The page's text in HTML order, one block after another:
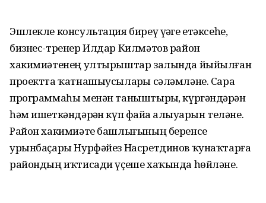
Эшлекле консультация биреү үҙәге етәксеһе,
бизнес-тренер Илдар Килмәтов район
хакимиәтенең ултырыштар залында йыйылған
проектта ҡатнашыусыларҙы сәләмләне. Сара
программаһы менән таныштырҙы, күргәндәрҙән
һәм ишеткәндәрҙән күп файҙа алыуҙарын теләне.
Район хакимиәте башлығының беренсе
урынбаҫары Нурфәйез Насретдинов ҡунаҡтарға
райондың иҡтисади үҫеше хаҡында һөйләне.